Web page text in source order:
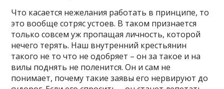
Что касается нежелания работать в принципе, то
это вообще сотряс устоев. В таком признается
только совсем уж пропащая личность, которой
нечего терять. Наш внутренний крестьянин
такого не то что не одобряет – он за такое и на
вилы поднять не поленится. Он и сам не
понимает, почему такие заявы его нервируют до